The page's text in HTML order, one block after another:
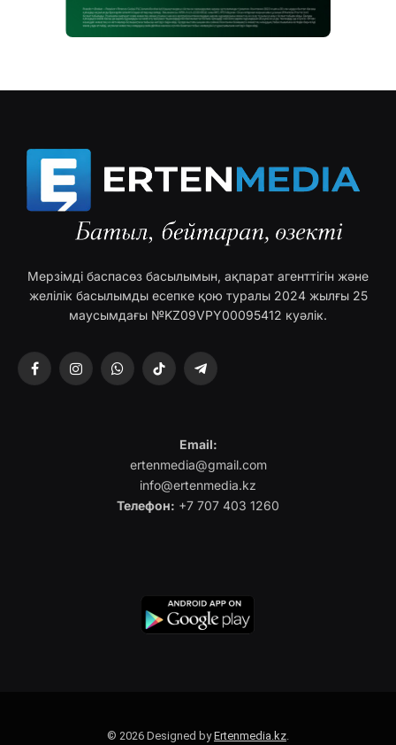
Мерзімді баспасөз басылымын, ақпарат агенттігін және
желілік басылымды есепке қою туралы 2024 жылғы 25
маусымдағы №KZ09VPY00095412 куәлік.
FacebookInstagramWhatsAppTikTok Telegram
Email:
ertenmedia@gmail.com
info@ertenmedia.kz
Телефон: +7 707 403 1260
© 2026 Designed byErtenmedia.kz